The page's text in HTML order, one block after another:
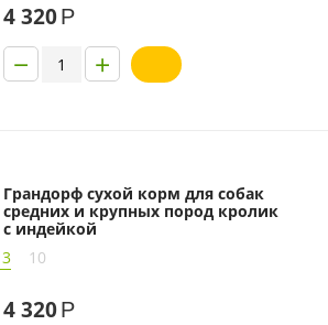
4 320Р
+
−
Грандорф сухой корм для собак
средних и крупных пород кролик
с индейкой
3
10
4 320Р